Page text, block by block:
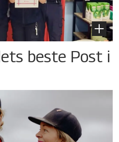
beste Post i